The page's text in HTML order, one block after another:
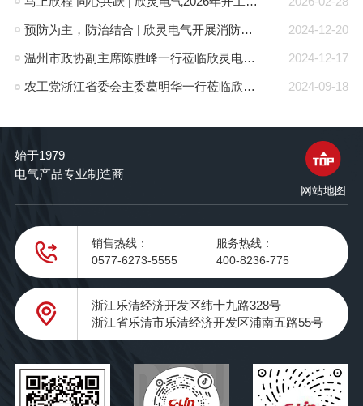
2024-12-20
预防为主，防治结合 | 欣灵电气开展消防应急预案演练活动
2024-12-17
温州市政协副主席陈胜峰一行莅临欣灵电气调研指导
2024-09-18
农工党浙江省委会主委葛明华一行莅临欣灵电气考察调研
始于1979
电气产品专业制造商
网站地图
销售热线：
0577-6273-5555
服务热线：
400-8236-775
浙江乐清经济开发区纬十九路328号
浙江省乐清市乐清经济开发区浦南五路55号